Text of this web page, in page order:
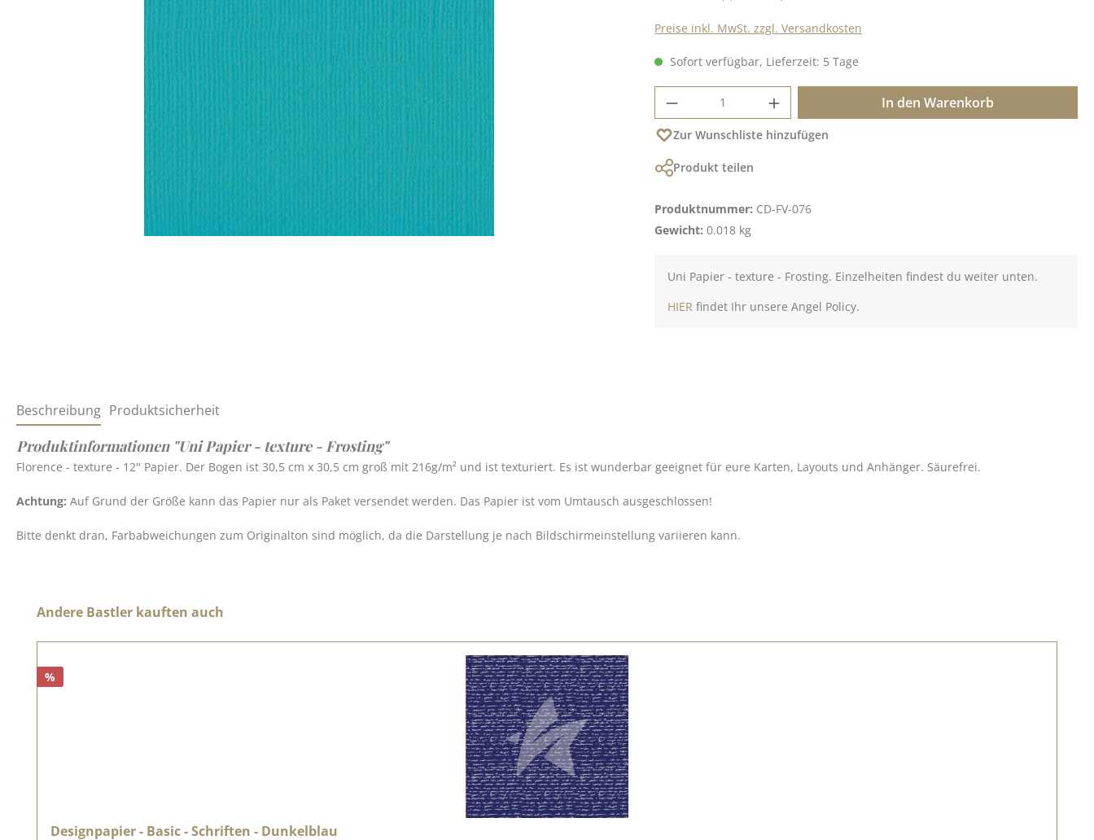
Preise inkl. MwSt. zzgl. Versandkosten
Sofort verfügbar, Lieferzeit: 5 Tage
Produkt Anzahl: Gib den gewünschten Wert
In den Warenkorb
Zur Wunschliste hinzufügen
Produkt teilen
Produktnummer: CD-FV-076
Gewicht: 0.018 kg
Uni Papier - texture - Frosting. Einzelheiten findest du weiter unten.
HIER findet Ihr unsere Angel Policy.
Beschreibung Produktsicherheit
Produktinformationen "Uni Papier - texture - Frosting"
Florence - texture - 12'' Papier. Der Bogen ist 30,5 cm x 30,5 cm groß mit 216g/m² und ist texturiert. Es ist wunderbar geeignet für eure Karten, Layouts und Anhänger. Säurefrei.
Achtung: Auf Grund der Größe kann das Papier nur als Paket versendet werden. Das Papier ist vom Umtausch ausgeschlossen!
Bitte denkt dran, Farbabweichungen zum Originalton sind möglich, da die Darstellung je nach Bildschirmeinstellung variieren kann.
Produktgalerie überspringen
Andere Bastler kauften auch
%
Designpapier - Basic - Schriften - Dunkelblau